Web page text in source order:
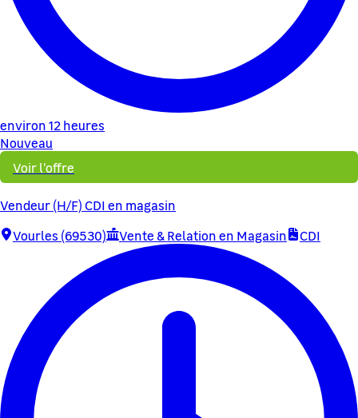
environ 12 heures
Nouveau
Voir l'offre
Vendeur (H/F) CDI en magasin
Vourles (69530)
Vente & Relation en Magasin CDI